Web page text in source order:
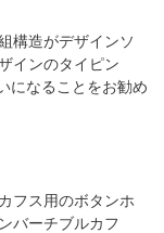
構造がデザインソ
インのタイピン
になることをお勧め
フス用のボタンホ
バーチブルカフ